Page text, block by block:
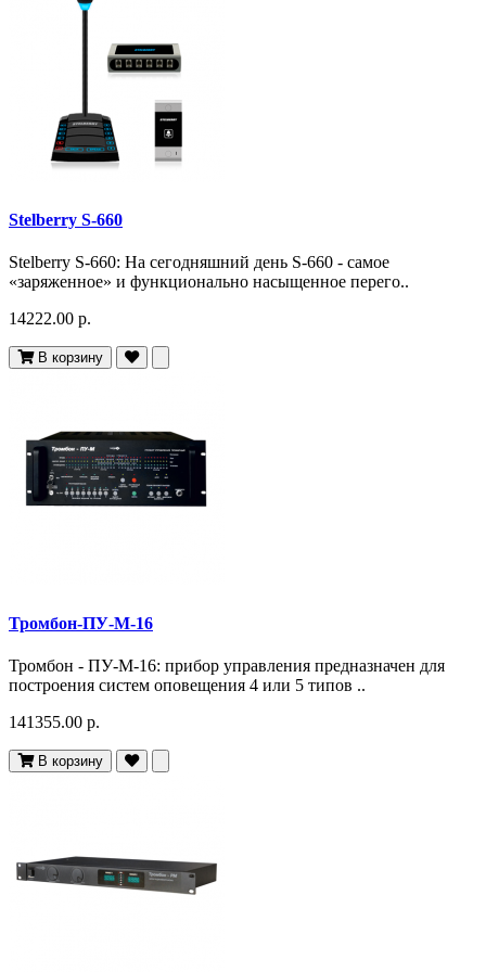
Stelberry S-660
Stelberry S-660: На сегодняшний день S-660 - самое
«заряженное» и функционально насыщенное перего..
14222.00 р.
В корзину
Тромбон-ПУ-М-16
Тромбон - ПУ-М-16: прибор управления предназначен для
построения систем оповещения 4 или 5 типов ..
141355.00 р.
В корзину